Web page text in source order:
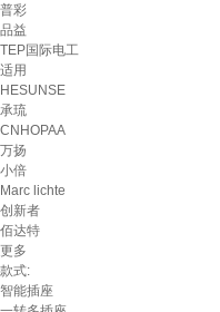
普彩
品益
TEP国际电工
适用
HESUNSE
承琉
CNHOPAA
万扬
小倍
Marc lichte
创新者
佰达特
更多
款式:
智能插座